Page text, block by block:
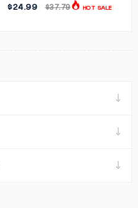
$24.99 $37.79 HOT SALE